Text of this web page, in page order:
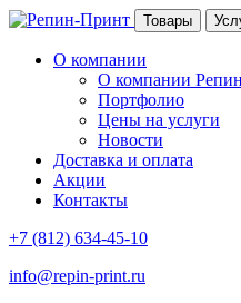
Товары
О компании
О компании
Портфолио
Цены на услуги
Новости
Доставка и оплата
Акции
Контакты
+7 (812) 634-45-10
info@repin-print.ru